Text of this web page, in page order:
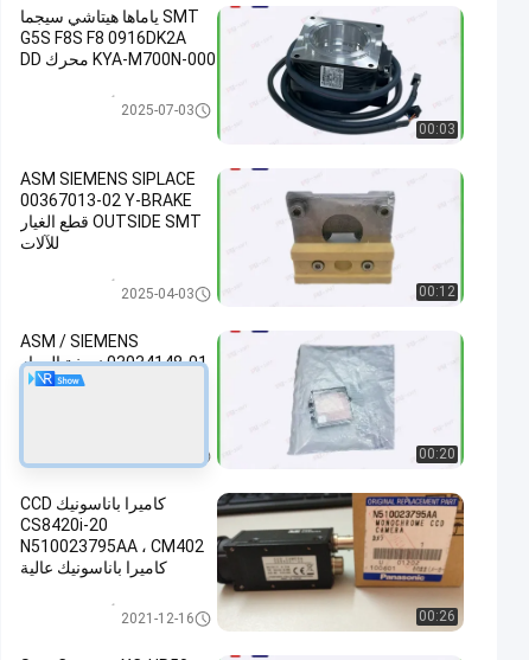
00:03
SMT ياماها هيتاشي سيجما
G5S F8S F8 0916DK2A
KYA-M700N-000 محرك DD
2025-07-03
00:12
ASM SIEMENS SIPLACE
00367013-02 Y-BRAKE
OUTSIDE SMT قطع الغيار
للآلات
2025-04-03
00:20
ASM / SIEMENS
03034148-01 نسخة الجهاز
المعدل SST23 SMT قطع
00:26
كاميرا باناسونيك CCD
CS8420i-20
N510023795AA ، CM402
كاميرا باناسونيك عالية
2021-12-16